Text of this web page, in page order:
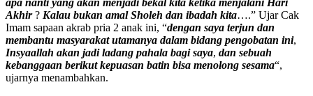
apa nanti yang akan menjadi bekal kita ketika menjalani Hari
Akhir? Kalau bukan amal Sholeh dan ibadah kita….” Ujar Cak
Imam sapaan akrab pria 2 anak ini, “dengan saya terjun dan
membantu masyarakat utamanya dalam bidang pengobatan ini,
Insyaallah akan jadi ladang pahala bagi saya, dan sebuah
kebanggaan berikut kepuasan batin bisa menolong sesama“,
ujarnya menambahkan.